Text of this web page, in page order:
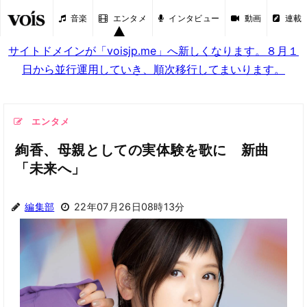
音楽 エンタメ インタビュー 動画 連載
サイトドメインが「voisjp.me」へ新しくなります。８月１
日から並行運用していき、順次移行してまいります。
エンタメ
絢香、母親としての実体験を歌に 新曲
「未来へ」
編集部 22年07月26日08時13分